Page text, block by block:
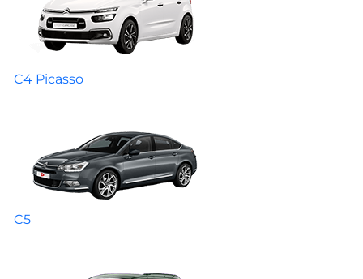
C4 Picasso
C5